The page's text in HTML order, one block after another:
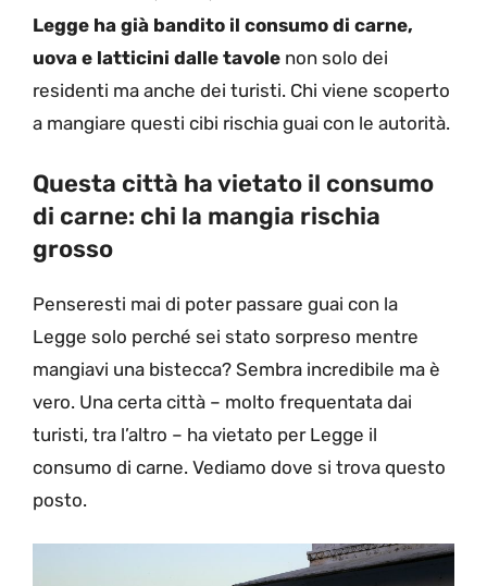
Legge ha già bandito il consumo di carne,
uova e latticini dalle tavole non solo dei
residenti ma anche dei turisti. Chi viene scoperto
a mangiare questi cibi rischia guai con le autorità.
Questa città ha vietato il consumo
di carne: chi la mangia rischia
grosso
Penseresti mai di poter passare guai con la
Legge solo perché sei stato sorpreso mentre
mangiavi una bistecca? Sembra incredibile ma è
vero. Una certa città – molto frequentata dai
turisti, tra l’altro – ha vietato per Legge il
consumo di carne. Vediamo dove si trova questo
posto.